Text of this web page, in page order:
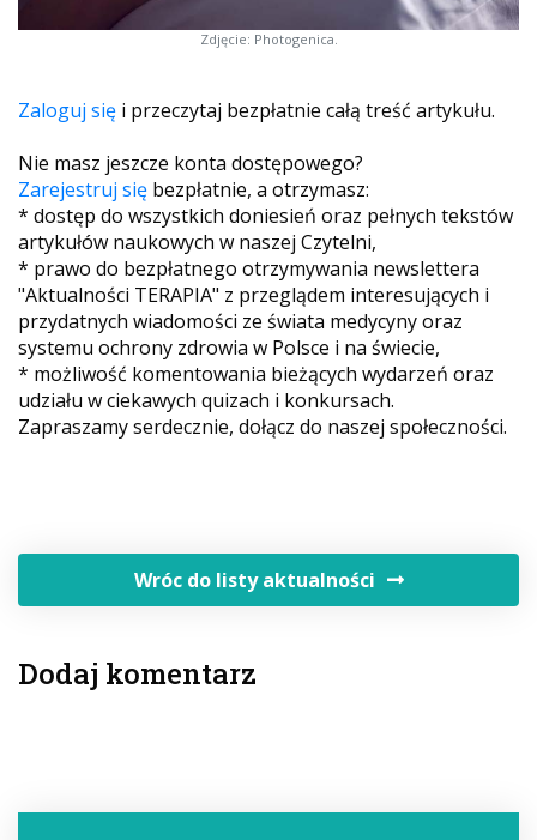
Zdjęcie: Photogenica.
Zaloguj się i przeczytaj bezpłatnie całą treść artykułu.
Nie masz jeszcze konta dostępowego?
Zarejestruj się bezpłatnie, a otrzymasz:
* dostęp do wszystkich doniesień oraz pełnych tekstów
artykułów naukowych w naszej Czytelni,
* prawo do bezpłatnego otrzymywania newslettera
"Aktualności TERAPIA" z przeglądem interesujących i
przydatnych wiadomości ze świata medycyny oraz
systemu ochrony zdrowia w Polsce i na świecie,
* możliwość komentowania bieżących wydarzeń oraz
udziału w ciekawych quizach i konkursach.
Zapraszamy serdecznie, dołącz do naszej społeczności.
Wróc do listy aktualności
Dodaj komentarz